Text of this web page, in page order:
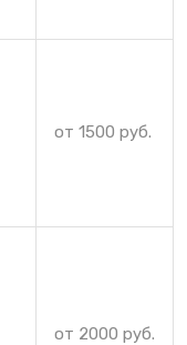
от 1500 руб.
от 2000 руб.